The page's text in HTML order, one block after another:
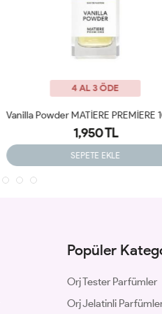
4 AL 3 ÖDE
1,399 TL
SEPETE EKLE
Popüler
Orj Tester Parfümler
Orj Jelatinli